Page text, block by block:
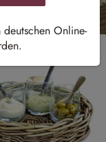
Online-